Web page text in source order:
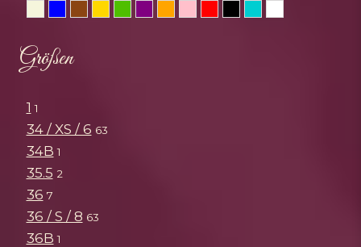
Größen
1 1
34 / XS / 6 63
34B 1
35.5 2
36 7
36 / S / 8 63
36B 1